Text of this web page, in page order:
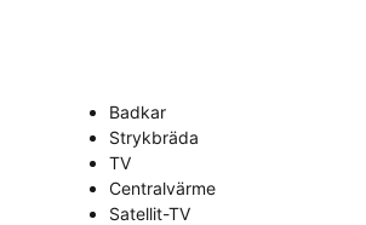
Badkar
Strykbräda
TV
Centralvärme
Satellit-TV